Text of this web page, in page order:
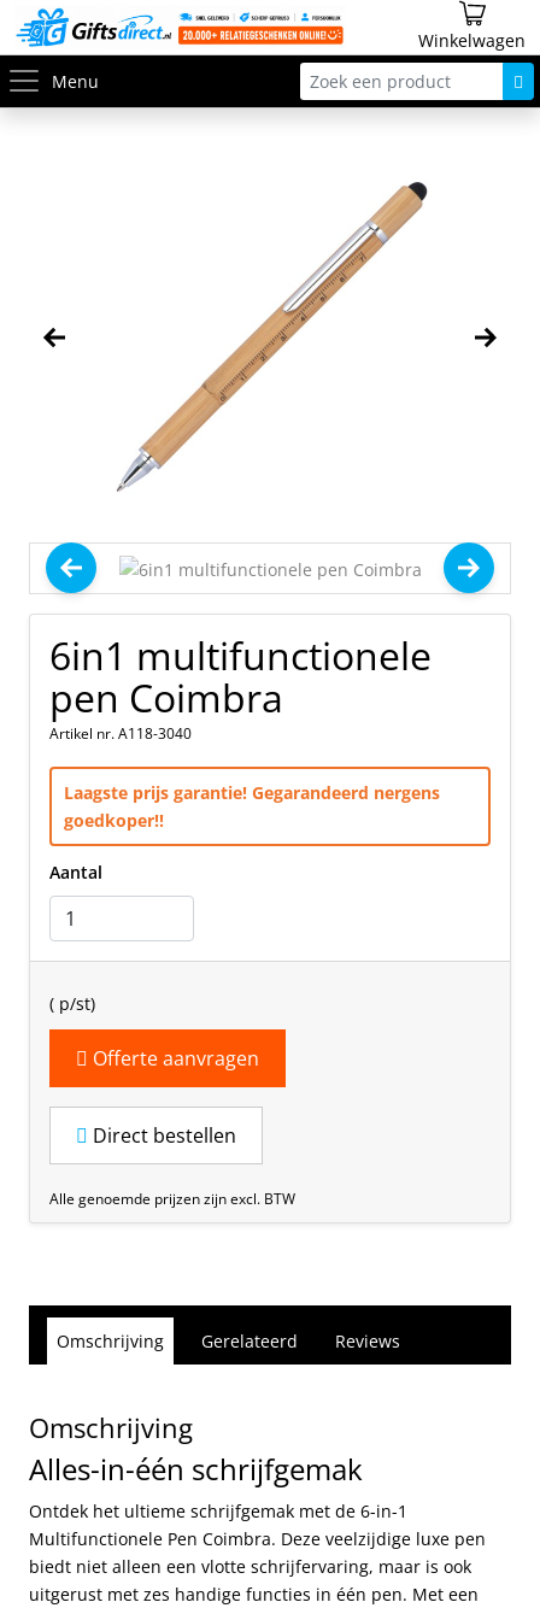
Winkelwagen
Menu
6in1 multifunctionele
pen Coimbra
Artikel nr. A118-3040
Laagste prijs garantie! Gegarandeerd nergens
goedkoper!!
Aantal
( p/st)
Offerte aanvragen
Direct bestellen
Alle genoemde prijzen zijn excl. BTW
Omschrijving Gerelateerd Reviews
Omschrijving
Alles-in-één schrijfgemak
Ontdek het ultieme schrijfgemak met de 6-in-1
Multifunctionele Pen Coimbra. Deze veelzijdige luxe pen
biedt niet alleen een vlotte schrijfervaring, maar is ook
uitgerust met zes handige functies in één pen. Met een